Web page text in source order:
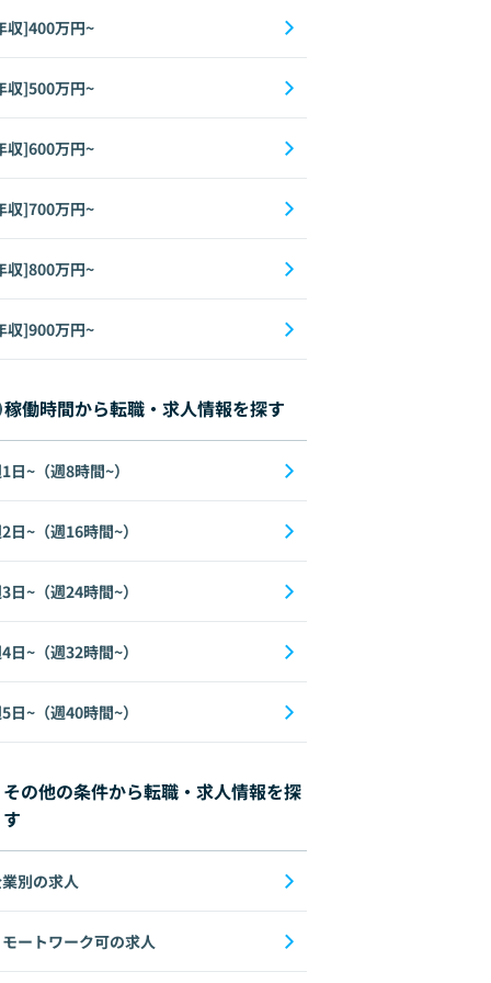
収]400万円~
収]500万円~
収]600万円~
収]700万円~
収]800万円~
収]900万円~
稼働時間から転職・求人情報を探す
日~（週8時間~）
日~（週16時間~）
日~（週24時間~）
日~（週32時間~）
日~（週40時間~）
その他の条件から転職・求人情報を探
す
別の求人
モートワーク可の求人